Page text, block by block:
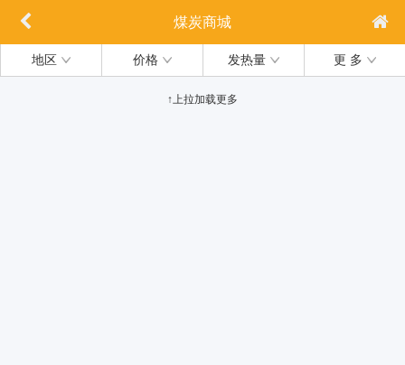
煤炭商城
地区 价格 发热量 更 多
↑上拉加载更多